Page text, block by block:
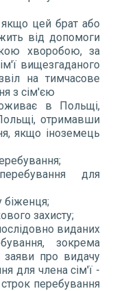
якщо цей брат або
від допомоги
хворобою, за
вищезгаданого
на тимчасове
з сім'єю
в Польщі,
отримавши
якщо іноземець
для
біженця;
захисту;
виданих
зокрема
про видачу
для члена сім'ї -
перебування